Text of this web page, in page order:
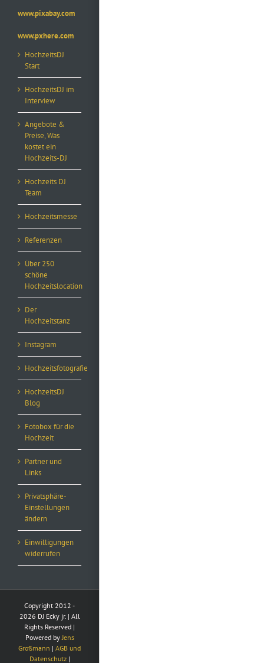
www.pixabay.com
www.pxhere.com
HochzeitsDJ
Start
HochzeitsDJ im
Interview
Angebote &
Preise, Was
kostet ein
Hochzeits-DJ
Hochzeits DJ
Team
Hochzeitsmesse
Referenzen
Über 250
schöne
Hochzeitslocation
Der
Hochzeitstanz
Instagram
Hochzeitsfotografie
HochzeitsDJ
Blog
Fotobox für die
Hochzeit
Partner und
Links
Privatsphäre-
Einstellungen
ändern
Einwilligungen
widerrufen
Copyright 2012 -
2026 DJ Ecky jr. | All
Rights Reserved |
Powered byJens
Großmann | AGB und
Datenschutz|